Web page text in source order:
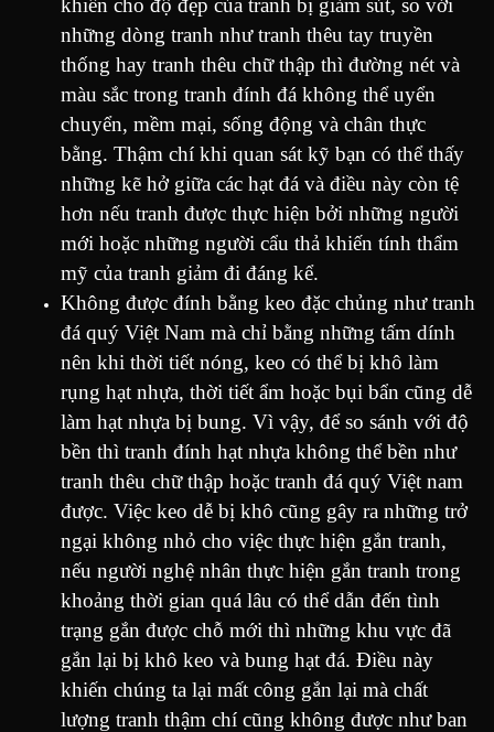
khiến cho độ đẹp của tranh bị giảm sút, so với
những dòng tranh như tranh thêu tay truyền
thống hay tranh thêu chữ thập thì đường nét và
màu sắc trong tranh đính đá không thể uyển
chuyển, mềm mại, sống động và chân thực
bằng. Thậm chí khi quan sát kỹ bạn có thể thấy
những kẽ hở giữa các hạt đá và điều này còn tệ
hơn nếu tranh được thực hiện bởi những người
mới hoặc những người cẩu thả khiến tính thẩm
mỹ của tranh giảm đi đáng kể.
Không được đính bằng keo đặc chủng như tranh
đá quý Việt Nam mà chỉ bằng những tấm dính
nên khi thời tiết nóng, keo có thể bị khô làm
rụng hạt nhựa, thời tiết ẩm hoặc bụi bẩn cũng dễ
làm hạt nhựa bị bung. Vì vậy, để so sánh với độ
bền thì tranh đính hạt nhựa không thể bền như
tranh thêu chữ thập hoặc tranh đá quý Việt nam
được. Việc keo dễ bị khô cũng gây ra những trở
ngại không nhỏ cho việc thực hiện gắn tranh,
nếu người nghệ nhân thực hiện gắn tranh trong
khoảng thời gian quá lâu có thể dẫn đến tình
trạng gắn được chỗ mới thì những khu vực đã
gắn lại bị khô keo và bung hạt đá. Điều này
khiến chúng ta lại mất công gắn lại mà chất
lượng tranh thậm chí cũng không được như ban